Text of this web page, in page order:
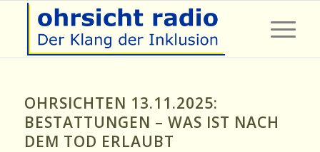
OHRSICHTEN 13.11.2025:
BESTATTUNGEN – WAS IST NACH
DEM TOD ERLAUBT